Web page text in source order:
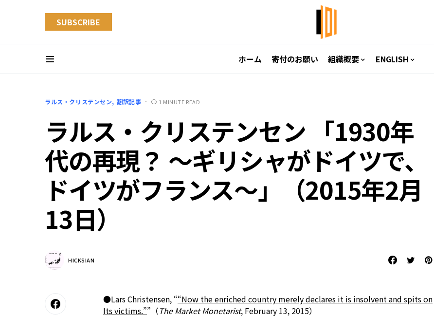
SUBSCRIBE
ホーム 寄付のお願い 組織概要 ENGLISH
ラルス・クリステンセン 翻訳記事 1 MINUTE READ
ラルス・クリステンセン 「1930年
代の再現？ ～ギリシャがドイツで、
ドイツがフランス～」（2015年2月
13日）
HICKSIAN
●Lars Christensen, ““Now the enriched country merely declares it is insolvent and spits on
Its victims.””（The Market Monetarist, February 13, 2015）